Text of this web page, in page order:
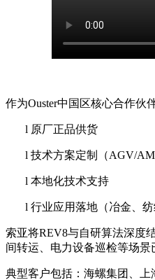
作为Ouster中国区核心合作伙
l 原厂正品供货
l 技术方案定制（AGV/
l 本地化技术支持
l 行业应用落地（冶金、纺
索亚将REV8与自研算法深度
间转运、电力设备巡检等场景
典型客户包括：海螺集团、上